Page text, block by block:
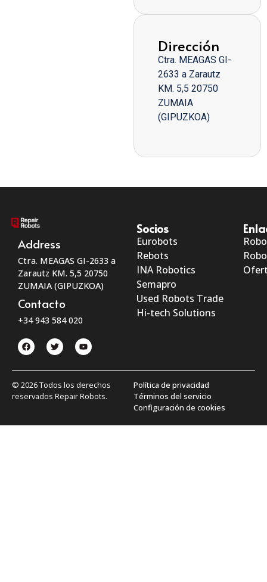
Dirección
Ctra. MEAGAS GI-
2633 a Zarautz
KM. 5,5 20750
ZUMAIA
(GIPUZKOA)
Address
Ctra. MEAGAS GI-2633 a
Zarautz KM. 5,5 20750
ZUMAIA (GIPUZKOA)
Contacto
+34 943 584 020
Socios
Eurobots
Rebots
INA Robotics
Semapro
Used Robots Trade
Hi-tech Solutions
© 2026 Todos los derechos
reservados Repair Robots.
Política de privacidad
Términos del servicio
Configuración de cookies